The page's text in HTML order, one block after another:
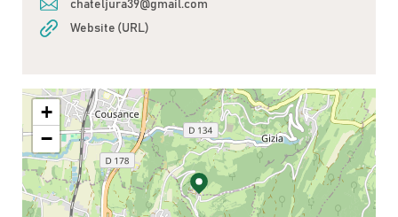
chateljura39@gmail.com
Website (URL)
+
−